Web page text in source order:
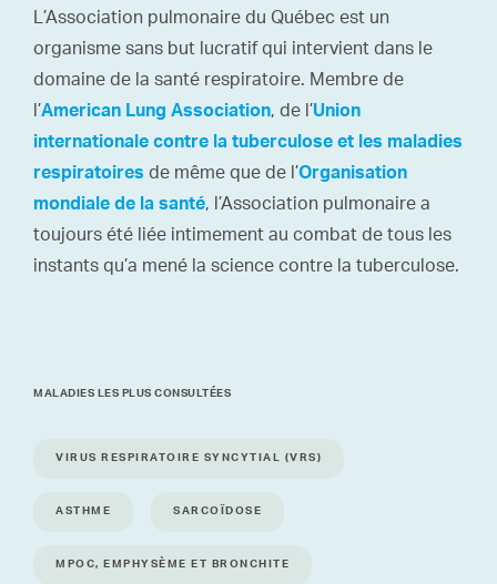
L’Association pulmonaire du Québec est un
organisme sans but lucratif qui intervient dans le
domaine de la santé respiratoire. Membre de
l’American Lung Association, de l’Union
internationale contre la tuberculose et les maladies
respiratoiresde même que de l’Organisation
mondiale de la santé, l’Association pulmonaire a
toujours été liée intimement au combat de tous les
instants qu’a mené la science contre la tuberculose.
MALADIES LES PLUS CONSULTÉES
VIRUS RESPIRATOIRE SYNCYTIAL (VRS)
ASTHME SARCOÏDOSE
MPOC, EMPHYSÈME ET BRONCHITE